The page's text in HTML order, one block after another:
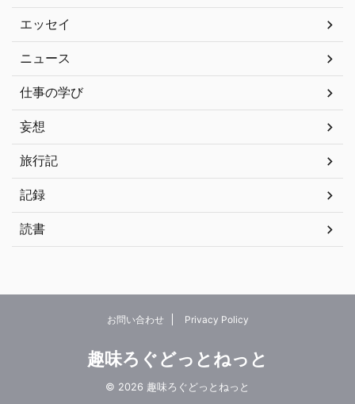
エッセイ
ニュース
仕事の学び
妄想
旅行記
記録
読書
お問い合わせ Privacy Policy
趣味ろぐどっとねっと
© 2026 趣味ろぐどっとねっと